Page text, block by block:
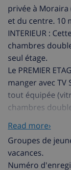
privée à Moraira
et du centre. 10
INTERIEUR :
chambres
seul étage.
Le PREMIER
manger avec TV
tout équipée
chambres
et 1 chambre
bain.
Le REZ DE
EXTERIEUR :
Read more›
Groupes de
vacances.
Numéro